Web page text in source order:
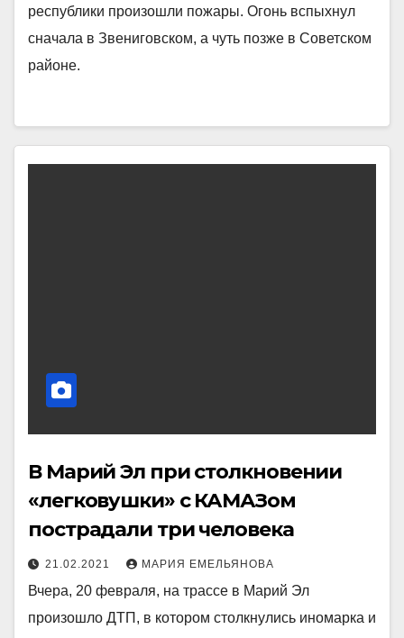
республики произошли пожары. Огонь вспыхнул
сначала в Звениговском, а чуть позже в Советском
районе.
В Марий Эл при столкновении
«легковушки» с КАМАЗом
пострадали три человека
21.02.2021 МАРИЯ ЕМЕЛЬЯНОВА
Вчера, 20 февраля, на трассе в Марий Эл
произошло ДТП, в котором столкнулись иномарка и